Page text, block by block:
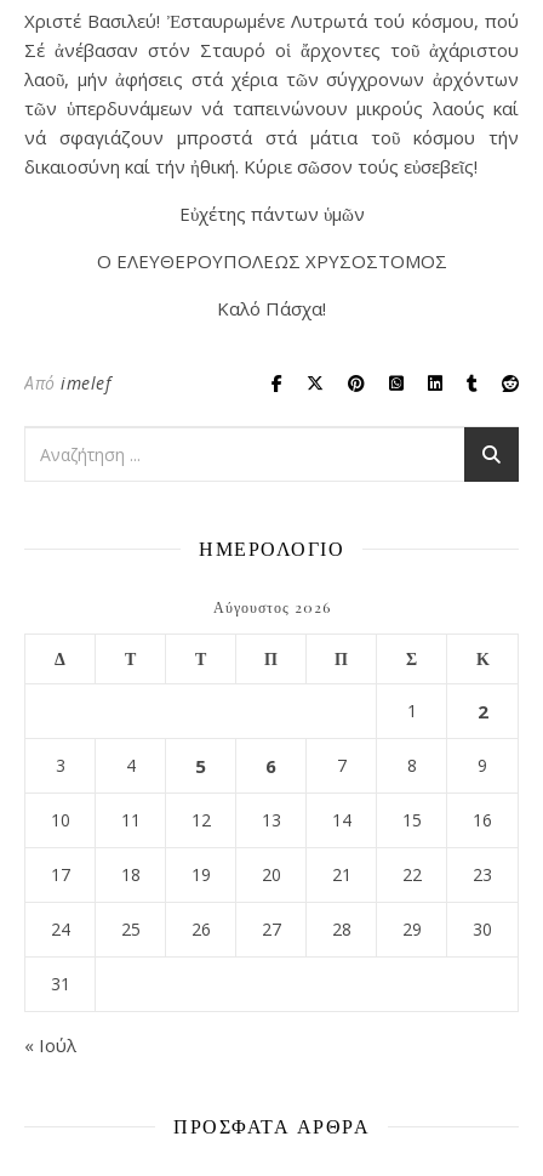
Χριστέ Βασιλεύ! Ἐσταυρωμένε Λυτρωτά τού κόσμου, πού
Σέ ἀνέβασαν στόν Σταυρό οἱ ἄρχοντες τοῦ ἀχάριστου
λαοῦ, μήν ἀφήσεις στά χέρια τῶν σύγχρονων ἀρχόντων
τῶν ὑπερδυνάμεων νά ταπεινώνουν μικρούς λαούς καί
νά σφαγιάζουν μπροστά στά μάτια τοῦ κόσμου τήν
δικαιοσύνη καί τήν ἠθική. Κύριε σῶσον τούς εὐσεβεῖς!
Εὐχέτης πάντων ὑμῶν
Ο ΕΛΕΥΘΕΡΟΥΠΟΛΕΩΣ ΧΡΥΣΟΣΤΟΜΟΣ
Καλό Πάσχα!
Από imelef
ΗΜΕΡΟΛΟΓΙΟ
Αύγουστος 2026
Δ Τ Τ Π Π Σ Κ
1 2
3 4 5 6 7 8 9
10 11 12 13 14 15 16
17 18 19 20 21 22 23
24 25 26 27 28 29 30
31
« Ιούλ
ΠΡΌΣΦΑΤΑ ΆΡΘΡΑ